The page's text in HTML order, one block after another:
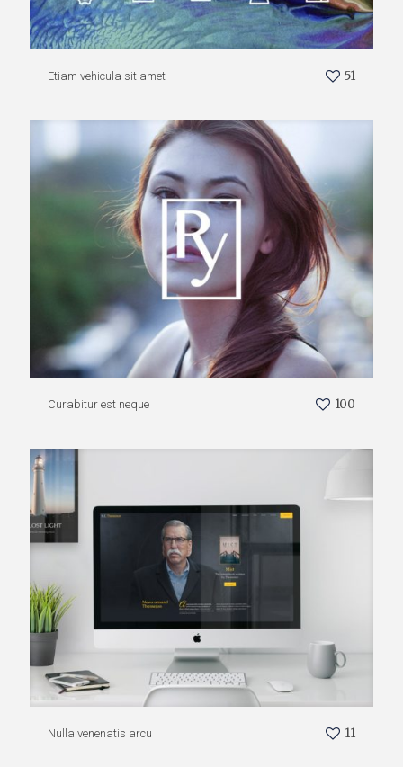
Etiam vehicula sit amet 51
Curabitur est neque 100
Nulla venenatis arcu 11